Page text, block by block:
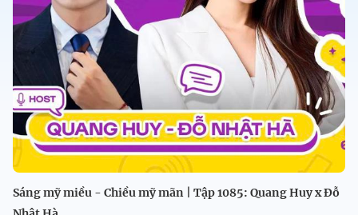
Sáng mỹ miều - Chiều mỹ mãn | Tập 1085: Quang Huy x Đỗ